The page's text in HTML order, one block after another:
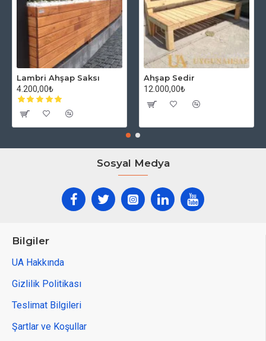
Lambri Ahşap Saksı
4.200,00₺
Ahşap Sedir
12.000,00₺
Sosyal Medya
Bilgiler
UA Hakkında
Gizlilik Politikası
Teslimat Bilgileri
Şartlar ve Koşullar